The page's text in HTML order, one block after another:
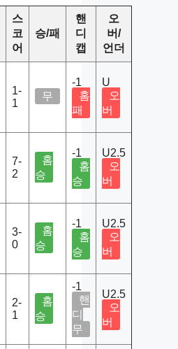
스
코
어
승/패
핸
디
캡
오
버/
언더
1-
1
무
-1
홈
패
U
오
버
7-
2
홈
승
-1
홈
승
U2.5
오
버
3-
0
홈
승
-1
홈
승
U2.5
오
버
2-
1
홈
승
-1
핸
디
무
U2.5
오
버